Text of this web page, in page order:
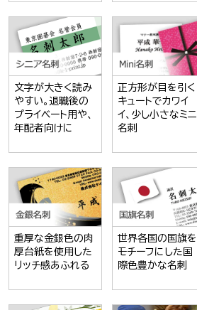
文字が大きく読み
やすい。退職後の
プライベート用や、
年配者向けに
正方形が目を引く
キュートでカワイ
イ、少し小さなミニ
名刺
重厚な金銀色の肉
厚台紙を使用した
リッチ感あふれる
世界各国の国旗を
モチーフにした国
際色豊かな名刺